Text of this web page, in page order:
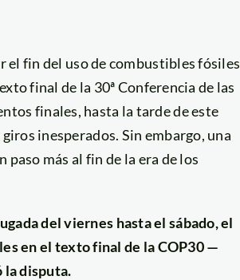
el fin del uso de combustibles fósiles
final de la 30ª Conferencia de las
finales, hasta la tarde de este
inesperados. Sin embargo, una
más al fin de la era de los
del viernes hasta el sábado, el
en el texto final de la COP30 —
la disputa.